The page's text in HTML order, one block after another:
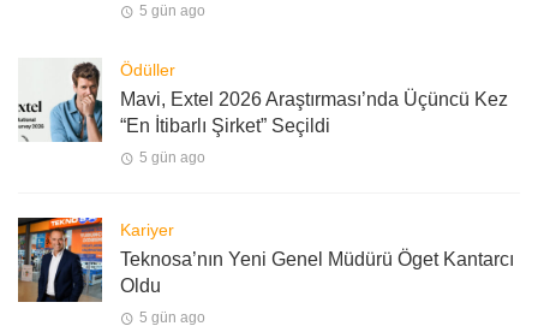
5 gün ago
Ödüller
Mavi, Extel 2026 Araştırması’nda Üçüncü Kez
“En İtibarlı Şirket” Seçildi
5 gün ago
Kariyer
Teknosa’nın Yeni Genel Müdürü Öget Kantarcı
Oldu
5 gün ago